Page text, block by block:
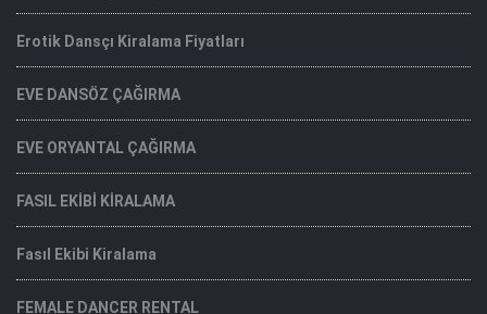
Erotik Dansçı Kiralama Fiyatları
EVE DANSÖZ ÇAĞIRMA
EVE ORYANTAL ÇAĞIRMA
FASIL EKİBİ KİRALAMA
Fasıl Ekibi Kiralama
FEMALE DANCER RENTAL